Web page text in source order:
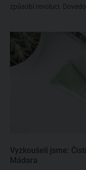
způsobí revoluci.
Vyzkoušeli jsme:
Mádara